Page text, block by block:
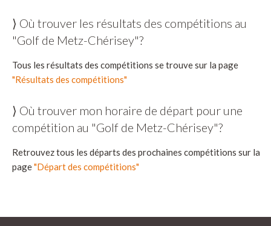
⟩ Où trouver les résultats des compétitions au
"Golf de Metz-Chérisey"?
Tous les résultats des compétitions se trouve sur la page
"Résultats des compétitions"
⟩ Où trouver mon horaire de départ pour une
compétition au "Golf de Metz-Chérisey"?
Retrouvez tous les départs des prochaines compétitions sur la
page"Départ des compétitions"